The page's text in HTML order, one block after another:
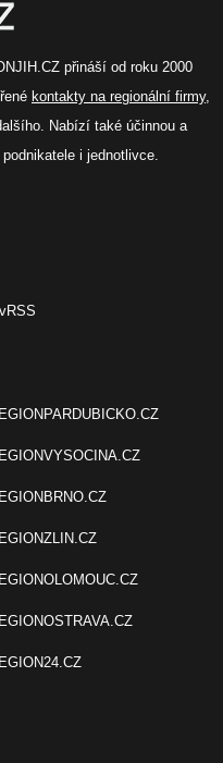
přináší od roku 2000
kontakty na regionální firmy,
Nabízí také účinnou a
podnikatele i jednotlivce.
RSS